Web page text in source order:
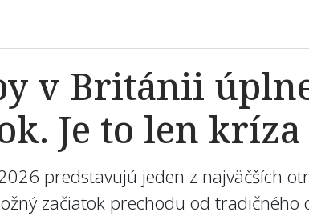
v Británii
Je to len kríza
predstavujú jeden z najväčších
začiatok prechodu od